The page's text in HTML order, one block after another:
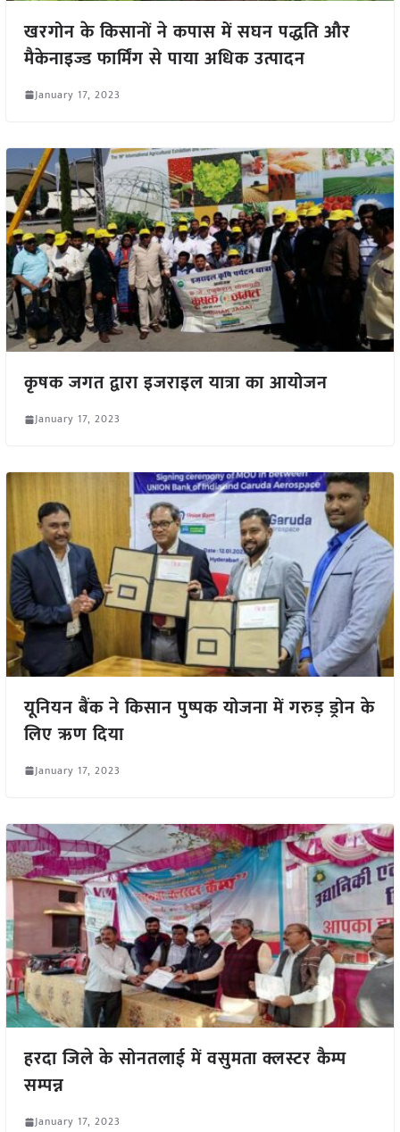
खरगोन के किसानों ने कपास में सघन पद्धति और
मैकेनाइज्ड फार्मिंग से पाया अधिक उत्पादन
January 17, 2023
कृषक जगत द्वारा इजराइल यात्रा का आयोजन
January 17, 2023
यूनियन बैंक ने किसान पुष्पक योजना में गरुड़ ड्रोन के
लिए ऋण दिया
January 17, 2023
हरदा जिले के सोनतलाई में वसुमता क्लस्टर कैम्प
सम्पन्न
January 17, 2023